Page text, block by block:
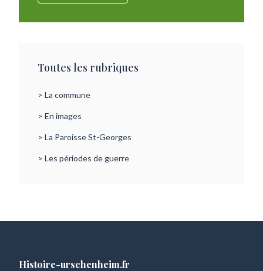
Toutes les rubriques
> La commune
> En images
> La Paroisse St-Georges
> Les périodes de guerre
Histoire-urschenheim.fr